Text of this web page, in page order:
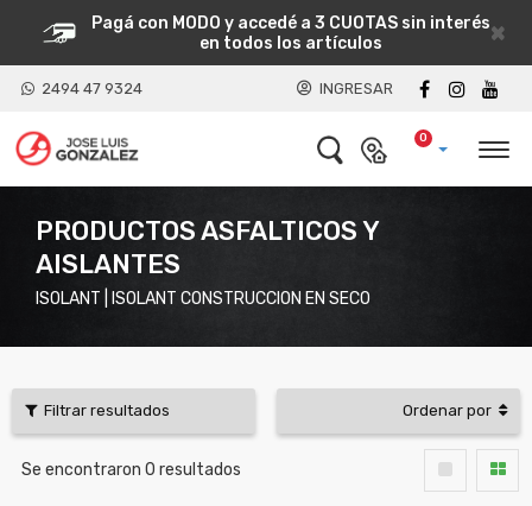
×
Pagá con MODO y accedé a 3 CUOTAS sin interés
en todos los artículos
2494 47 9324 INGRESAR
0
PRODUCTOS ASFALTICOS Y
AISLANTES
ISOLANT | ISOLANT CONSTRUCCION EN SECO
Filtrar resultados Ordenar por
Se encontraron 0 resultados